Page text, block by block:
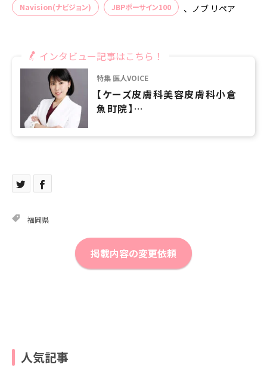
Navision(ナビジョン) JBPポーサイン100 、ノブ リペア
インタビュー記事はこちら！
特集 医人VOICE
【ケーズ皮膚科美容皮膚科小倉
魚町院】
するもホームケア次第。ホームケ
福岡県
掲載内容の変更依頼
人気記事